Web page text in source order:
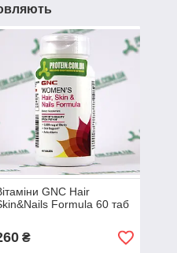
GNC Hair
Formula 60 таб
₴